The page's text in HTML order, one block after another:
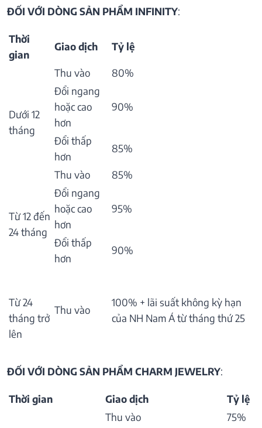
ĐỐI VỚI DÒNG SẢN PHẨM INFINITY:
Thời
gian
Giao dịch Tỷ lệ
Dưới 12
tháng
Thu vào
80%
Đổi ngang
hoặc cao
hơn
90%
Đổi thấp
hơn
85%
Từ 12 đến
24 tháng
Thu vào
85%
Đổi ngang
hoặc cao
hơn
95%
Đổi thấp
hơn
90%
Từ 24
tháng trở
lên
Thu vào
100% + lãi suất không kỳ hạn
của NH Nam Á từ tháng thứ 25
ĐỐI VỚI DÒNG SẢN PHẨM CHARM JEWELRY:
Thời gian Giao dịch Tỷ lệ
Thu vào
75%